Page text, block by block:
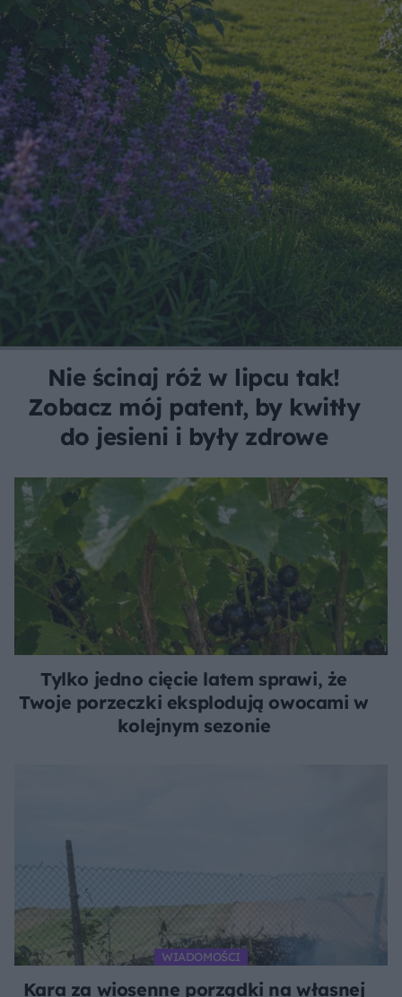
Nie ścinaj róż w lipcu tak!
Zobacz mój patent, by kwitły
do jesieni i były zdrowe
Tylko jedno cięcie latem sprawi, że
Twoje porzeczki eksplodują owocami w
kolejnym sezonie
WIADOMOŚCI
Kara za wiosenne porządki na własnej